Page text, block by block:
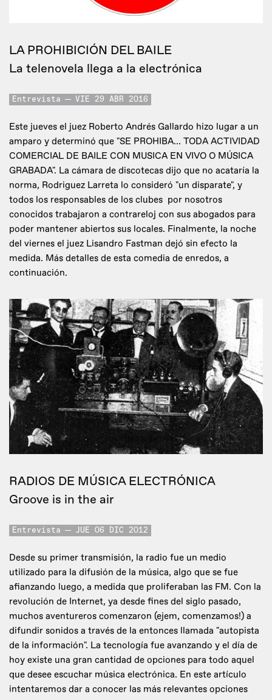
LA PROHIBICIÓN DEL BAILE
La telenovela llega a la electrónica
Entrevista VIE 29 ABR 2016
Este jueves el juez Roberto Andrés Gallardo hizo lugar a un
amparo y determinó que "SE PROHIBA... TODA ACTIVIDAD
COMERCIAL DE BAILE CON MUSICA EN VIVO O MÚSICA
GRABADA". La cámara de discotecas dijo que no acataría la
norma, Rodriguez Larreta lo consideró "un disparate", y
todos los responsables de los clubes por nosotros
conocidos trabajaron a contrareloj con sus abogados para
poder mantener abiertos sus locales. Finalmente, la noche
del viernes el juez Lisandro Fastman dejó sin efecto la
medida. Más detalles de esta comedia de enredos, a
continuación.
RADIOS DE MÚSICA ELECTRÓNICA
Groove is in the air
Entrevista JUE 06 DIC 2012
Desde su primer transmisión, la radio fue un medio
utilizado para la difusión de la música, algo que se fue
afianzando luego, a medida que proliferaban las FM. Con la
revolución de Internet, ya desde fines del siglo pasado,
muchos aventureros comenzaron (ejem, comenzamos!) a
difundir sonidos a través de la entonces llamada "autopista
de la información". La tecnología fue avanzando y el día de
hoy existe una gran cantidad de opciones para todo aquel
que desee escuchar música electrónica. En este artículo
intentaremos dar a conocer las más relevantes opciones